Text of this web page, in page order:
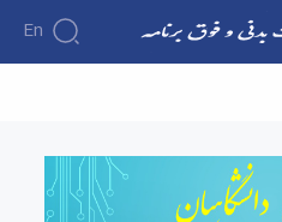
En
تربیت بدنی